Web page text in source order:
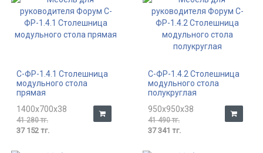
С-ФР-1.4.1 Столешница
модульного стола
прямая
1400x700x38
41 280 тг.
37 152 тг.
С-ФР-1.4.2 Столешница
модульного стола
полукруглая
950x950x38
41 490 тг.
37 341 тг.